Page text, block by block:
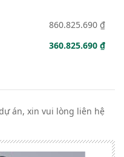
860.825.690 ₫
360.825.690 ₫
án, xin vui lòng liên hệ